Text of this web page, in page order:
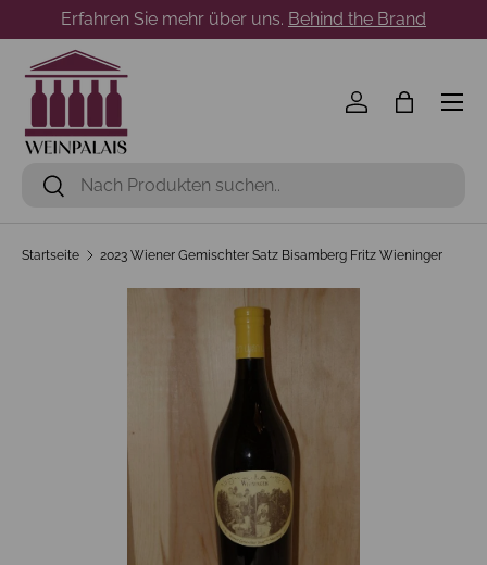
Direkt zum Inhalt
Erfahren Sie mehr über uns. Behind the Brand
Suchen
Suchen
Einloggen
Menü
Startseite 2023 Wiener Gemischter Satz Bisamberg Fritz Wieninger